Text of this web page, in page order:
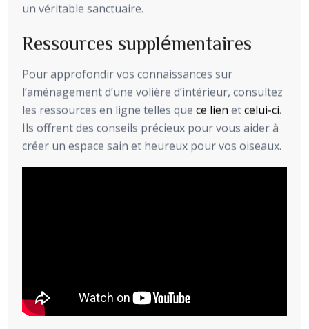
un véritable sanctuaire.
Ressources supplémentaires
Pour approfondir vos connaissances sur
l’aménagement d’une volière d’intérieur, consultez
les ressources en ligne telles que ce lien etcelui-ci.
Ils offrent des conseils précieux pour vous aider à
créer un espace sain et heureux pour vos oiseaux.